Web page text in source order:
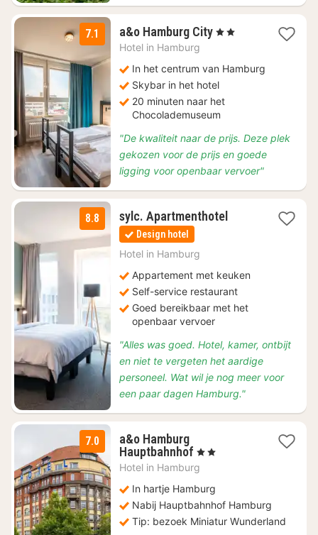
7.1 a&o Hamburg City2
€
83,03
, 2 Sterren
Hotel in Hamburg
In het centrum van Hamburg
Skybar in het hotel
20 minuten naar het
Chocolademuseum
"De kwaliteit naar de prijs. Deze plek
gekozen voor de prijs en goede
ligging voor openbaar vervoer"
8.8 sylc. Apartmenthotel2
Design hotel
Hotel in Hamburg
Appartement met keuken
Self-service restaurant
Goed bereikbaar met het
openbaar vervoer
"Alles was goed. Hotel, kamer, ontbijt
en niet te vergeten het aardige
personeel. Wat wil je nog meer voor
een paar dagen Hamburg."
7.0
a&o Hamburg
Hauptbahnhof 2
nachten
vanaf
€
72,66
, 2 Sterren
Hotel in Hamburg
In hartje Hamburg
Nabij Hauptbahnhof Hamburg
Tip: bezoek Miniatur Wunderland